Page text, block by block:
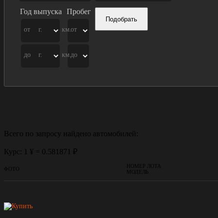
Год выпуска
от г.
до г.
Пробег
от
км.
до
км.
Подобрать
Всего по запросу найдено автомобилей:
Курс: 1 ¥ = 0.581871 ₽
ФОТО
НОМЕР ЛОТА
МОДЕЛЬ